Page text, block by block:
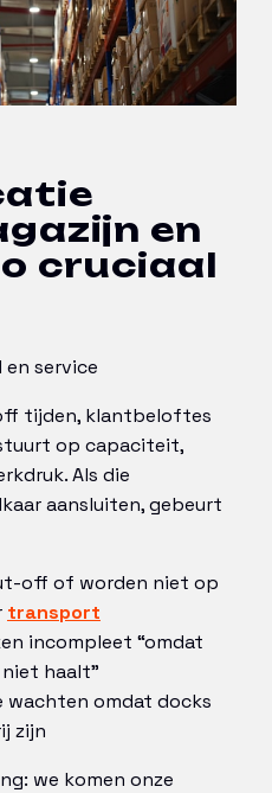
en
cruciaal
service
tijden, klantbeloftes
op capaciteit,
Als die
aansluiten, gebeurt
off of worden niet op
transport
incompleet “omdat
haalt”
wachten omdat docks
zijn
we komen onze